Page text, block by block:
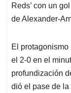
Reds’ con un
de Alexander-
El
el 2-0 en el
profundización
dió el pase de la